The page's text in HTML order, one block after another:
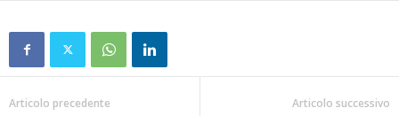
Articolo precedente Articolo successivo